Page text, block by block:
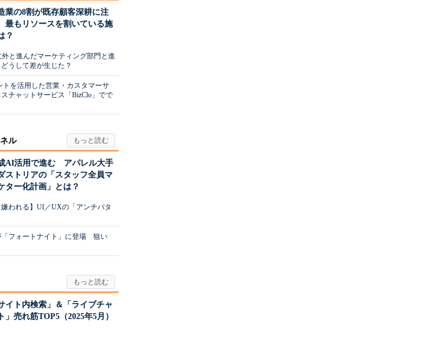
業の8割が既存顧客深耕に注
もリソースを割いている施
？
と進んだマーケティング部門と進
うして差が生じた？
トを活用した営業・カスタマーサ
チャットサービス「BizClo」でで
ル
AI活用で進む アパレル大手
ストリアの「スタッフ全員マ
ター化計画」とは？
嫌われる】UI／UXの「アンチパタ
「フォートナイト」に登場 狙い
イト内検索」＆「ライブチャ
」売れ筋TOP5（2025年5月）